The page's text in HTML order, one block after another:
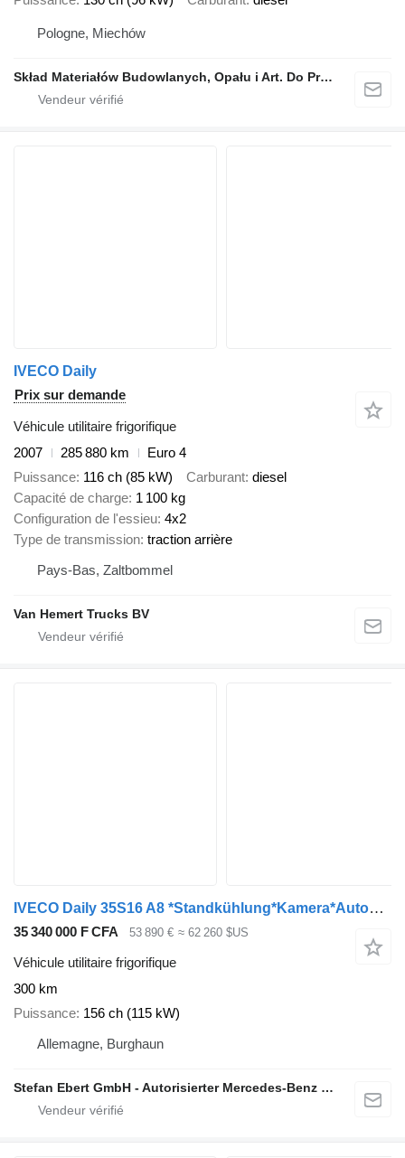
Pologne, Miechów
Skład Materiałów Budowlanych, Opału i Art. Do Produkcji Rolnej, Stanisław Dróżdż
IVECO Daily
Prix sur demande
Véhicule utilitaire frigorifique
2007
285 880 km
Euro 4
Puissance 116 ch (85 kW) Carburant diesel
Capacité de charge 1 100 kg
Configuration de l'essieu 4x2
Type de transmission traction arrière
Pays-Bas, Zaltbommel
Van Hemert Trucks BV
IVECO Daily 35S16 A8 *Standkühlung*Kamera*Automatik*
35 340 000 F CFA 53 890 € ≈ 62 260 $US
Véhicule utilitaire frigorifique
300 km
Puissance 156 ch (115 kW)
Allemagne, Burghaun
Stefan Ebert GmbH - Autorisierter Mercedes-Benz Servicepartner